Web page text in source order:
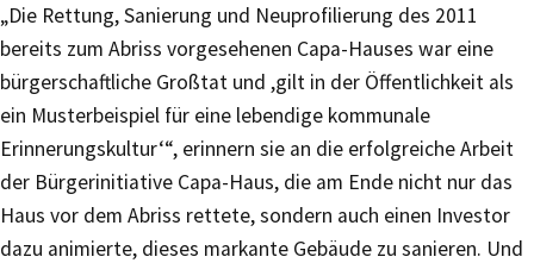
„Die Rettung, Sanierung und Neuprofilierung des 2011
bereits zum Abriss vorgesehenen Capa-Hauses war eine
bürgerschaftliche Großtat und ,gilt in der Öffentlichkeit als
ein Musterbeispiel für eine lebendige kommunale
Erinnerungskultur‘“, erinnern sie an die erfolgreiche Arbeit
der Bürgerinitiative Capa-Haus, die am Ende nicht nur das
Haus vor dem Abriss rettete, sondern auch einen Investor
dazu animierte, dieses markante Gebäude zu sanieren. Und